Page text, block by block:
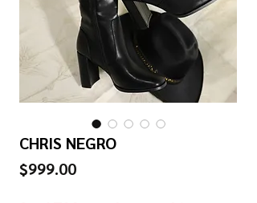
CHRIS NEGRO
$999.00Precio